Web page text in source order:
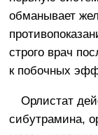
обманывает
строго врач
к побочных
Орлистат
сибутрамина,